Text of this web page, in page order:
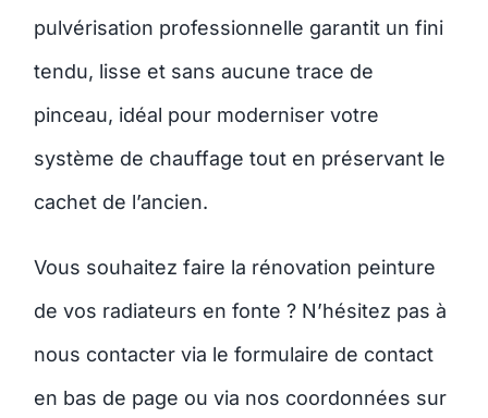
pulvérisation professionnelle garantit un fini
tendu, lisse et sans aucune trace de
pinceau, idéal pour moderniser votre
système de chauffage tout en préservant le
cachet de l’ancien.
Vous souhaitez faire la rénovation peinture
de vos radiateurs en fonte ? N’hésitez pas à
nous contacter via le formulaire de contact
en bas de page ou via nos coordonnées sur